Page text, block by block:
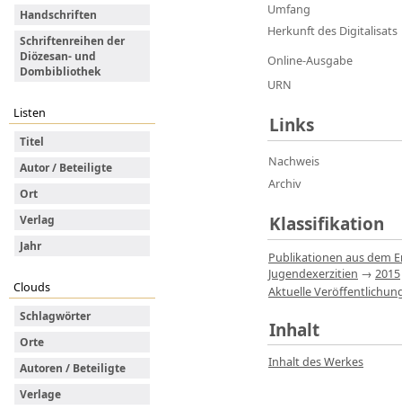
Handschriften
Schriftenreihen der
Diözesan- und
Dombibliothek
Listen
Titel
Autor / Beteiligte
Ort
Verlag
Jahr
Clouds
Schlagwörter
Orte
Autoren / Beteiligte
Verlage
Umfang
Herkunft des Digitalisats
Online-Ausgabe
URN
Links
Nachweis
Archiv
Klassifikation
Publikationen aus dem
Jugendexerzitien → 2015
Aktuelle
Inhalt
Inhalt des Werkes